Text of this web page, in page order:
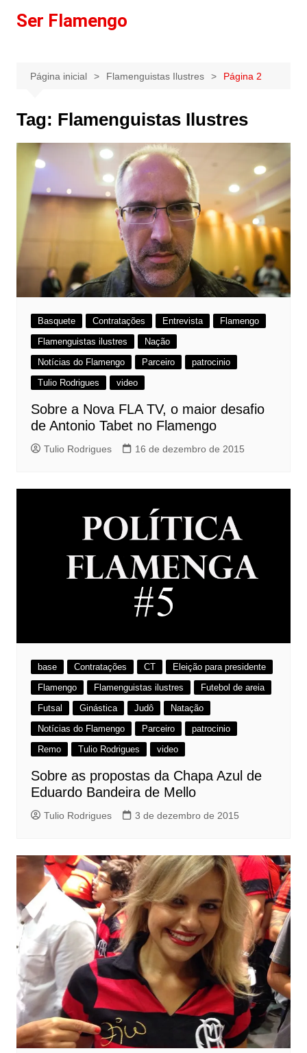
paraSer Flamengo
Página inicial Flamenguistas Ilustres Página 2
Tag: Flamenguistas Ilustres
Basquete Contratações Entrevista
Flamengo
Flamenguistas ilustres
Nação
Notícias do Flamengo
Parceiro
patrocinio
Tulio Rodrigues
video
Sobre a Nova FLA TV, o maior desafio
de Antonio Tabet no Flamengo
Tulio Rodrigues 16 de dezembro de 2015
base Contratações CT
Eleição para presidente
Flamengo
Flamenguistas ilustres
Futebol de areia
Futsal
Ginástica Judô
Natação
Notícias do Flamengo
Parceiro
patrocinio
Remo
Tulio Rodrigues video
Sobre as propostas da Chapa Azul de
Eduardo Bandeira de Mello
Tulio Rodrigues 3 de dezembro de 2015